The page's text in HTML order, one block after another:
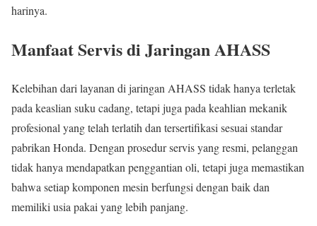
harinya.
Manfaat Servis di Jaringan AHASS
Kelebihan dari layanan di jaringan AHASS tidak hanya terletak
pada keaslian suku cadang, tetapi juga pada keahlian mekanik
profesional yang telah terlatih dan tersertifikasi sesuai standar
pabrikan Honda. Dengan prosedur servis yang resmi, pelanggan
tidak hanya mendapatkan penggantian oli, tetapi juga memastikan
bahwa setiap komponen mesin berfungsi dengan baik dan
memiliki usia pakai yang lebih panjang.